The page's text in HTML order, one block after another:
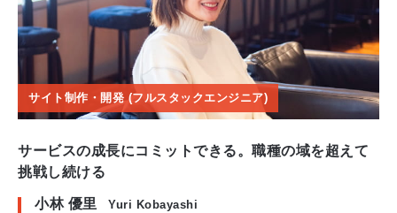
サイト制作・開発 (フルスタックエンジニア)
サービスの成長にコミットできる。職種の域を超えて
挑戦し続ける
小林 優里
Yuri Kobayashi